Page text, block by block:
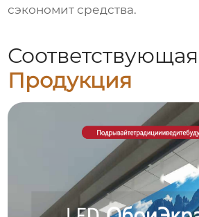
сэкономит средства.
Соответствующая
Продукция